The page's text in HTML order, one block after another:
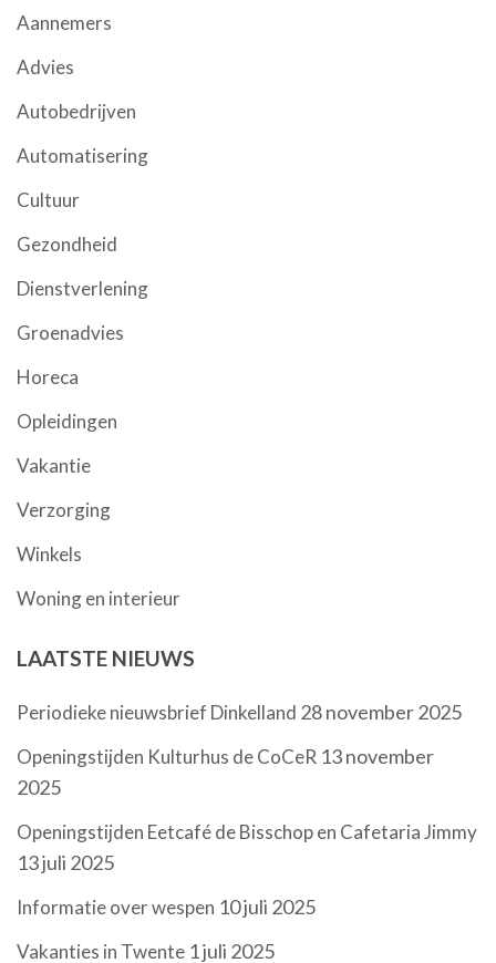
Aannemers
Advies
Autobedrijven
Automatisering
Cultuur
Gezondheid
Dienstverlening
Groenadvies
Horeca
Opleidingen
Vakantie
Verzorging
Winkels
Woning en interieur
LAATSTE NIEUWS
Periodieke nieuwsbrief Dinkelland 28 november 2025
Openingstijden Kulturhus de CoCeR 13 november
2025
Openingstijden Eetcafé de Bisschop en Cafetaria Jimmy
13 juli 2025
Informatie over wespen 10 juli 2025
Vakanties in Twente 1 juli 2025